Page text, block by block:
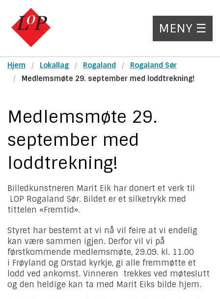
MENY ☰
Hjem Lokallag Rogaland
Rogaland Sør
Medlemsmøte 29. september med loddtrekning!
Medlemsmøte 29.
september med
loddtrekning!
Billedkunstneren Marit Eik har donert et verk til
LOP Rogaland Sør. Bildet er et silketrykk med
tittelen «Fremtid».
Styret har bestemt at vi nå vil feire at vi endelig
kan være sammen igjen. Derfor vil vi på
førstkommende medlemsmøte, 29.09. kl. 11.00
i Frøyland og Orstad kyrkje, gi alle fremmøtte et
lodd ved ankomst. Vinneren trekkes ved møteslutt
og den heldige kan ta med Marit Eiks bilde hjem.